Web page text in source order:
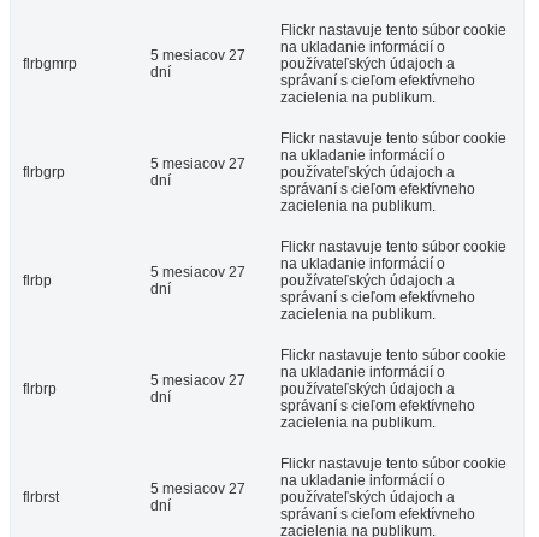
flrbgmrp
5 mesiacov 27
dní
Flickr nastavuje tento súbor cookie
na ukladanie informácií o
používateľských údajoch a
správaní s cieľom efektívneho
zacielenia na publikum.
flrbgrp
5 mesiacov 27
dní
Flickr nastavuje tento súbor cookie
na ukladanie informácií o
používateľských údajoch a
správaní s cieľom efektívneho
zacielenia na publikum.
flrbp
5 mesiacov 27
dní
Flickr nastavuje tento súbor cookie
na ukladanie informácií o
používateľských údajoch a
správaní s cieľom efektívneho
zacielenia na publikum.
flrbrp
5 mesiacov 27
dní
Flickr nastavuje tento súbor cookie
na ukladanie informácií o
používateľských údajoch a
správaní s cieľom efektívneho
zacielenia na publikum.
flrbrst
5 mesiacov 27
dní
Flickr nastavuje tento súbor cookie
na ukladanie informácií o
používateľských údajoch a
správaní s cieľom efektívneho
zacielenia na publikum.